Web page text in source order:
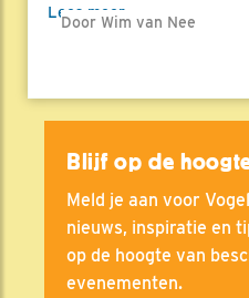
Lees meer
Door Wim van Nee
Blijf op de
Meld je aan voor
nieuws, inspiratie en
op de hoogte van
evenementen.